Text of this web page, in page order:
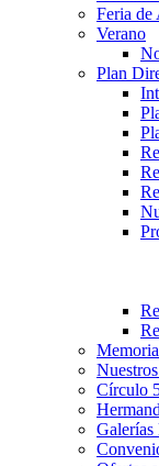
Feria de
Verano
Plan
Círculo
Galerías